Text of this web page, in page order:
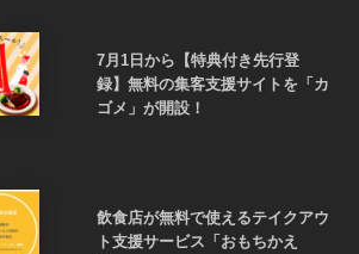
7月1日から【特典付き先行登
録】無料の集客支援サイトを「カ
ゴメ」が開設！
飲食店が無料で使えるテイクアウ
ト支援サービス「おもちかえ